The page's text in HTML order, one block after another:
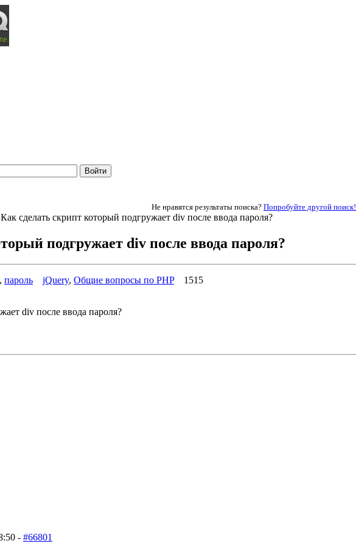
Войти
Не нравятся результаты поиска? Попробуйте другой поиск!
сделать скрипт который подгружает div после ввода пароля?
подгружает div после ввода пароля?
, пароль jQuery, Общие вопросы по PHP
1515
div после ввода пароля?
- #66801